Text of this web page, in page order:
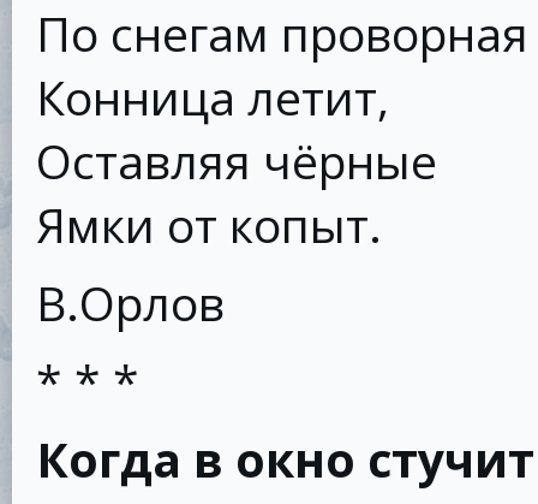
По снегам проворная
Конница летит,
Оставляя чёрные
Ямки от копыт.
В.Орлов
* * *
Когда в окно